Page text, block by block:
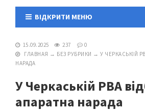
ВІДКРИТИ МЕНЮ
15.09.2025 237
0
ГЛАВНАЯ → БЕЗ РУБРИКИ → У ЧЕРКАСЬКІЙ
НАРАДА
У Черкаській РВА
апаратна нарада